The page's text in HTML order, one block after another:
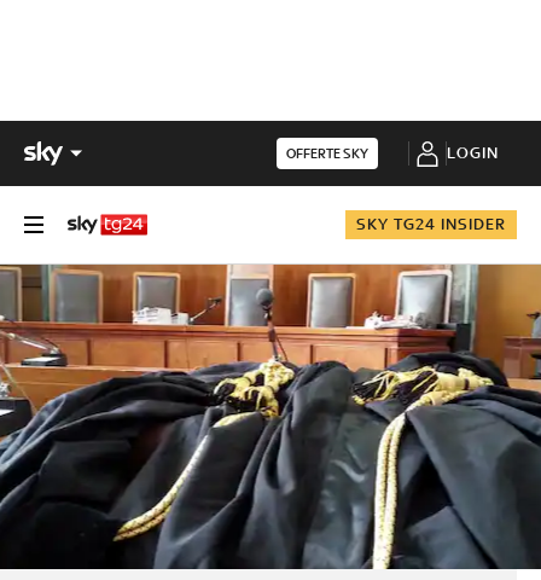
OFFERTE SKY LOGIN
SKY TG24 INSIDER